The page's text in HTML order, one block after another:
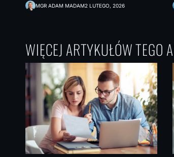
MGR ADAM MADAM2 LUTEGO, 2026
WIĘCEJ ARTYKUŁÓW TEGO